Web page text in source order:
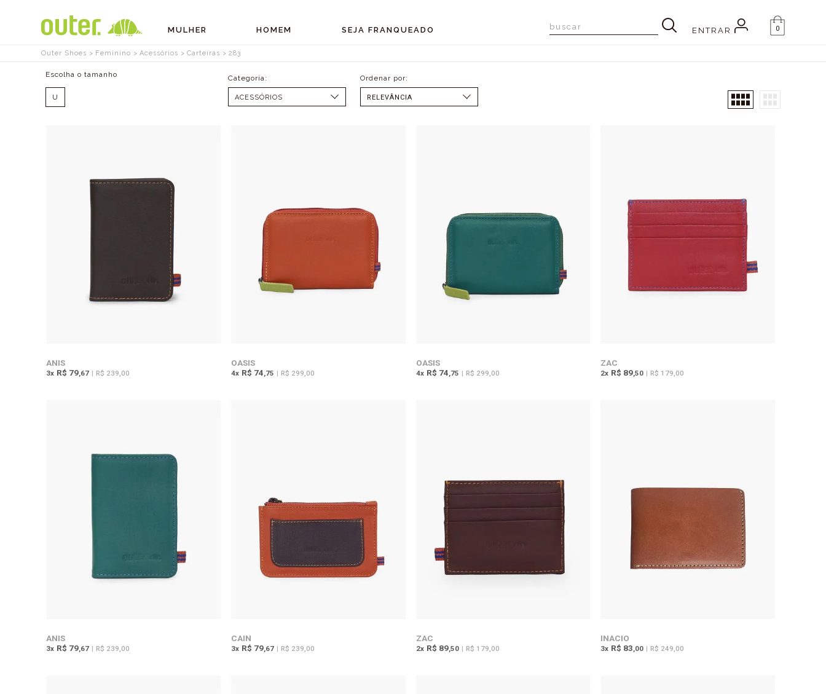
MULHER HOMEM SEJA FRANQUEADO ENTRAR 0
Outer Shoes Feminino Acessórios Carteiras 283
ACESSÓRIOS
Tamanhos
U SELECIONAR
ANIS
3x R$ 79,67 | R$ 239,00
OASIS
4x R$ 74,75 | R$ 299,00
OASIS
4x R$ 74,75 | R$ 299,00
ZAC
2x R$ 89,50 | R$ 179,00
ANIS
3x R$ 79,67 | R$ 239,00
CAIN
3x R$ 79,67 | R$ 239,00
ZAC
2x R$ 89,50 | R$ 179,00
INACIO
3x R$ 83,00 | R$ 249,00